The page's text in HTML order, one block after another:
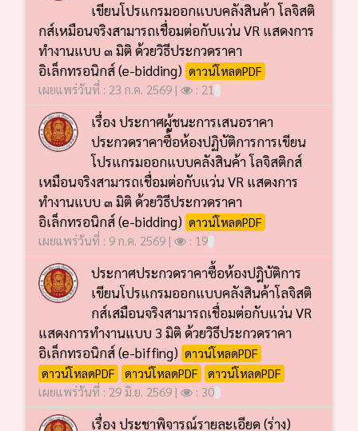
เขียนโปรแกรมออกแบบคลังสินค้า โลจิสติ
กส์เหมือนจริงสามารถเชื่อมต่อกับแว่น VR แสดงการ
ทำงานแบบ ๓ มิติ ด้วยวิธีประกวดราคา
อิเล็กทรอนิกส์ (e-bidding) ดาวน์โหลดPDF
เผยแพร่วันที่ : 23 ก.ค. 2569 |
: 21
เรื่อง ประกาศผู้ชนะการเสนอราคา
ประกวดราคาซื้อห้องปฏิบัติการการเขียน
โปรแกรมออกแบบคลังสินค้า โลจิสติกส์
เหมือนจริงสามารถเชื่อมต่อกับแว่น VR แสดงการ
ทำงานแบบ ๓ มิติ ด้วยวิธีประกวดราคา
อิเล็กทรอนิกส์ (e-bidding) ดาวน์โหลดPDF
เผยแพร่วันที่ : 9 ก.ค. 2569 |
: 19
ประกาศประกวดราคาซื้อห้องปฎิบัติการ
เขียนโปรแกรมออกแบบคลังสินค้าโลจิสติ
กส์เสมือนจริงสามารถเชื่อมต่อกับแว่น VR
แสดงการทำงานแบบ 3 มิติ ด้วยวิธีประกวดราคา
อิเล็กทรอนิกส์ (e-biffing) ดาวน์โหลดPDF
ดาวน์โหลดPDF
ดาวน์โหลดPDF
ดาวน์โหลดPDF
เผยแพร่วันที่ : 29 มิ.ย. 2569 |
: 30
เรื่อง ประชาพิจารณ์รายละเอียด (ร่าง)